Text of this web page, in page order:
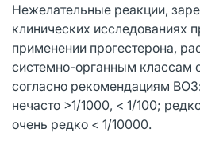
Нежелательные реакции,
клинических исследованиях
применении прогестерона,
системно-органным классам
согласно рекомендациям ВОЗ:
нечасто >1/1000, < 1/100;
очень редко < 1/10000.